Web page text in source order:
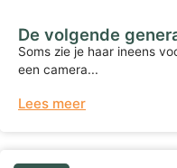
De volgende
Soms zie je haar ineens
een camera...
Lees meer